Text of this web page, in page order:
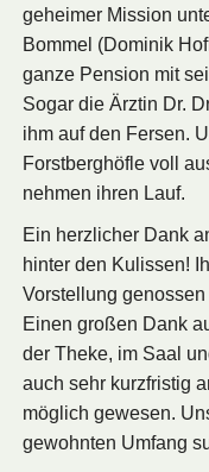
geheimer Mission
Bommel (Dominik
ganze Pension mit
Sogar die Ärztin Dr.
ihm auf den Fersen.
Forstberghöfle voll
nehmen ihren Lauf.
Ein herzlicher Dank
hinter den Kulissen!
Vorstellung
Einen großen Dank
der Theke, im Saal
auch sehr kurzfristig
möglich gewesen.
gewohnten Umfang